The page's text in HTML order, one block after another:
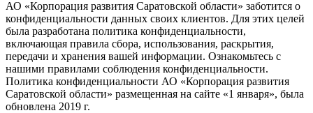
АО «Корпорация развития Саратовской области» заботится о
конфиденциальности данных своих клиентов. Для этих целей
была разработана политика конфиденциальности,
включающая правила сбора, использования, раскрытия,
передачи и хранения вашей информации. Ознакомьтесь с
нашими правилами соблюдения конфиденциальности.
Политика конфиденциальности АО «Корпорация развития
Саратовской области» размещенная на сайте «1 января», была
обновлена 2019 г.